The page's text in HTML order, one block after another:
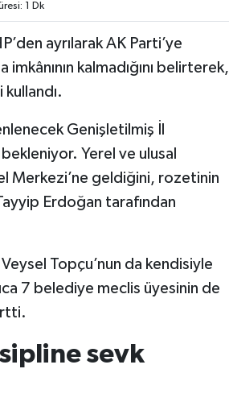
1 Dk
ayrılarak AK Parti’ye
imkânının kalmadığını belirterek,
Genişletilmiş İl
bekleniyor. Yerel ve ulusal
Merkezi’ne geldiğini, rozetinin
Erdoğan tarafından
Topçu’nun da kendisiyle
7 belediye meclis üyesinin de
sevk